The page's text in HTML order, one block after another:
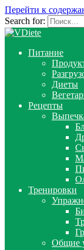
Перейти к
Search for:
Питание
Диеты
Рецепты
Тренировки
Общие